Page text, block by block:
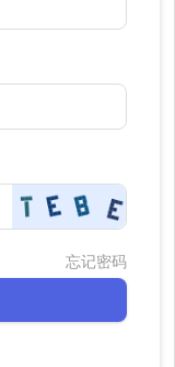
忘记密码